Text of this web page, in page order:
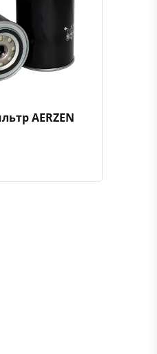
просмотр
Добавить к сравнениюДобавить в избранное
AERZEN